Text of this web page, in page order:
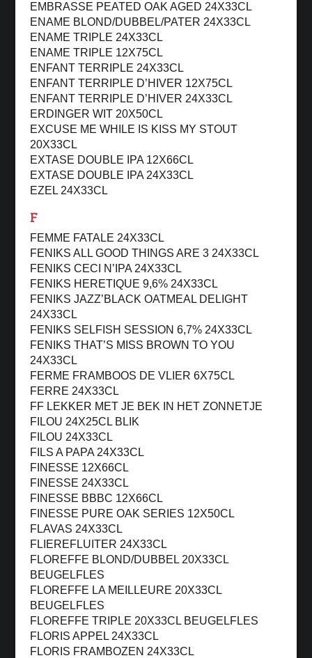
EMBRASSE PEATED OAK AGED 24X33CL
ENAME BLOND/DUBBEL/PATER 24X33CL
ENAME TRIPLE 24X33CL
ENAME TRIPLE 12X75CL
ENFANT TERRIPLE 24X33CL
ENFANT TERRIPLE D’HIVER 12X75CL
ENFANT TERRIPLE D’HIVER 24X33CL
ERDINGER WIT 20X50CL
EXCUSE ME WHILE IS KISS MY STOUT
20X33CL
EXTASE DOUBLE IPA 12X66CL
EXTASE DOUBLE IPA 24X33CL
EZEL 24X33CL
F
FEMME FATALE 24X33CL
FENIKS ALL GOOD THINGS ARE 3 24X33CL
FENIKS CECI N’IPA 24X33CL
FENIKS HERETIQUE 9,6% 24X33CL
FENIKS JAZZ’BLACK OATMEAL DELIGHT
24X33CL
FENIKS SELFISH SESSION 6,7% 24X33CL
FENIKS THAT’S MISS BROWN TO YOU
24X33CL
FERME FRAMBOOS DE VLIER 6X75CL
FERRE 24X33CL
FF LEKKER MET JE BEK IN HET ZONNETJE
FILOU 24X25CL BLIK
FILOU 24X33CL
FILS A PAPA 24X33CL
FINESSE 12X66CL
FINESSE 24X33CL
FINESSE BBBC 12X66CL
FINESSE PURE OAK SERIES 12X50CL
FLAVAS 24X33CL
FLIEREFLUITER 24X33CL
FLOREFFE BLOND/DUBBEL 20X33CL
BEUGELFLES
FLOREFFE LA MEILLEURE 20X33CL
BEUGELFLES
FLOREFFE TRIPLE 20X33CL BEUGELFLES
FLORIS APPEL 24X33CL
FLORIS FRAMBOZEN 24X33CL